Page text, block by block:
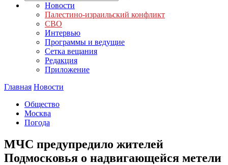
Новости
Палестино-израильский конфликт
СВО
Интервью
Программы и ведущие
Сетка вещания
Редакция
Приложение
Главная Новости
Общество
Москва
Погода
МЧС предупредило жителей
Подмосковья о надвигающейся метели